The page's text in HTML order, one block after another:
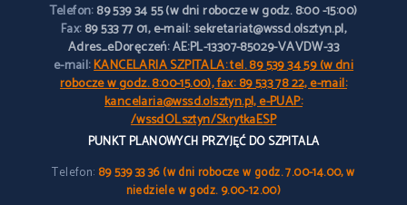
Telefon:89 539 34 55 (w dni robocze w godz. 8:00 -15:00)
Fax:89 533 77 01, e-mail: sekretariat@wssd.olsztyn.pl,
Adres_eDoręczeń: AE:PL-13307-85029-VAVDW-33
e-mail:KANCELARIA SZPITALA: tel. 89 539 34 59 (w dni
robocze w godz. 8:00-15.00), fax: 89 533 78 22, e-mail:
kancelaria@wssd.olsztyn.pl, e-PUAP:
/wssdOLsztyn/SkrytkaESP
PUNKT PLANOWYCH PRZYJĘĆ DO SZPITALA
Telefon: 89 539 33 36 (w dni robocze w godz. 7.00-14.00, w
niedziele w godz. 9.00-12.00)